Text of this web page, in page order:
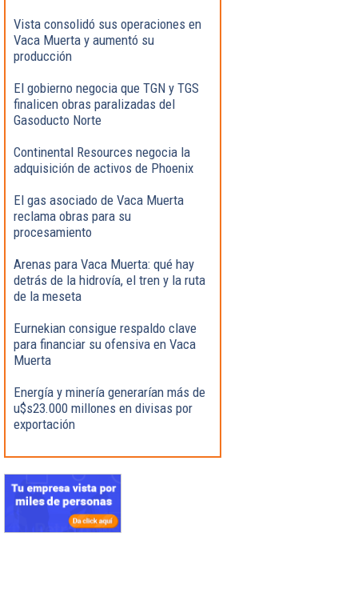
Vista consolidó sus operaciones en
Vaca Muerta y aumentó su
producción
El gobierno negocia que TGN y TGS
finalicen obras paralizadas del
Gasoducto Norte
Continental Resources negocia la
adquisición de activos de Phoenix
El gas asociado de Vaca Muerta
reclama obras para su
procesamiento
Arenas para Vaca Muerta: qué hay
detrás de la hidrovía, el tren y la ruta
de la meseta
Eurnekian consigue respaldo clave
para financiar su ofensiva en Vaca
Muerta
Energía y minería generarían más de
u$s23.000 millones en divisas por
exportación